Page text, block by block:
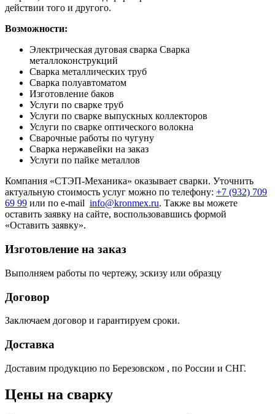
действии того и другого.
Возможности:
Электрическая дуговая сварка Сварка
металлоконструкций
Сварка металлических труб
Сварка полуавтоматом
Изготовление баков
Услуги по сварке труб
Услуги по сварке выпускных коллекторов
Услуги по сварке оптического волокна
Сварочные работы по чугуну
Сварка нержавейки на заказ
Услуги по пайке металлов
Компания «СТЭП-Механика» оказывает сварки. Уточнить
актуальную стоимость услуг можно по телефону: +7 (932) 709
69 99 или по e-mail info@kronmex.ru. Также вы можете
оставить заявку на сайте, воспользовавшись формой
«Оставить заявку».
Изготовление на заказ
Выполняем работы по чертежу, эскизу или образцу
Договор
Заключаем договор и гарантируем сроки.
Доставка
Доставим продукцию по Березовском , по России и СНГ.
Цены на сварку